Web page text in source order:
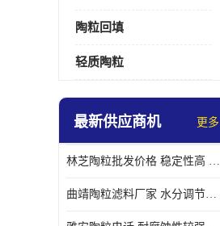
陶粒回填
轻质陶粒
最新供应商机 更多
林芝陶粒批发价格 稳定性高 便于搬运和使用
曲靖陶粒滤料厂家 水分调节性好 长期使用寿命较长